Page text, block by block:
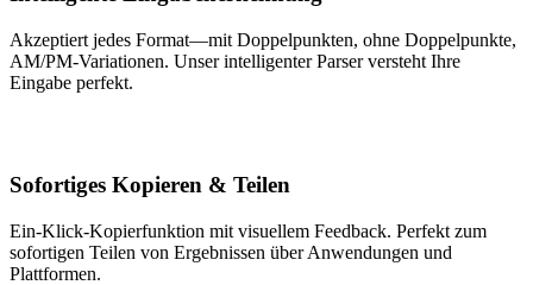
Akzeptiert jedes Format—mit Doppelpunkten, ohne Doppelpunkte,
AM/PM-Variationen. Unser intelligenter Parser versteht Ihre
Eingabe perfekt.
Sofortiges Kopieren & Teilen
Ein-Klick-Kopierfunktion mit visuellem Feedback. Perfekt zum
sofortigen Teilen von Ergebnissen über Anwendungen und
Plattformen.